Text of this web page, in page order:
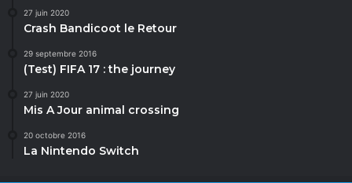
27 juin 2020
Crash Bandicoot le Retour
29 septembre 2016
(Test) FIFA 17 : the journey
27 juin 2020
Mis A Jour animal crossing
20 octobre 2016
La Nintendo Switch